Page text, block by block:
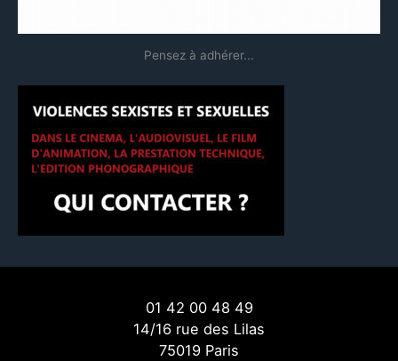
Pensez à adhérer...
01 42 00 48 49
14/16 rue des Lilas
75019 Paris